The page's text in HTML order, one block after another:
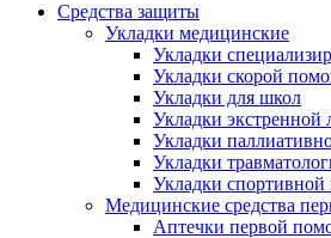
Средства защиты
Укладки медицинские
Укладки
Укладки скорой
Укладки для школ
Укладки
Укладки
Укладки
Укладки
Медицинские средства
Аптечки первой